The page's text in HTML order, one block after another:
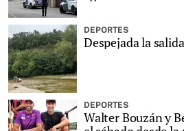
DEPORTES
Despejada la
DEPORTES
Walter Bouzán y